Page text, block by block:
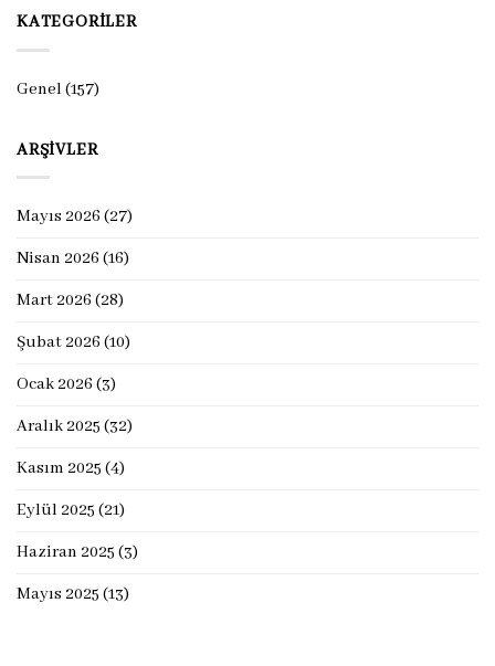
KATEGORILER
Genel(157)
ARŞIVLER
Mayıs 2026 (27)
Nisan 2026 (16)
Mart 2026 (28)
Şubat 2026 (10)
Ocak 2026 (3)
Aralık 2025 (32)
Kasım 2025 (4)
Eylül 2025 (21)
Haziran 2025 (3)
Mayıs 2025 (13)